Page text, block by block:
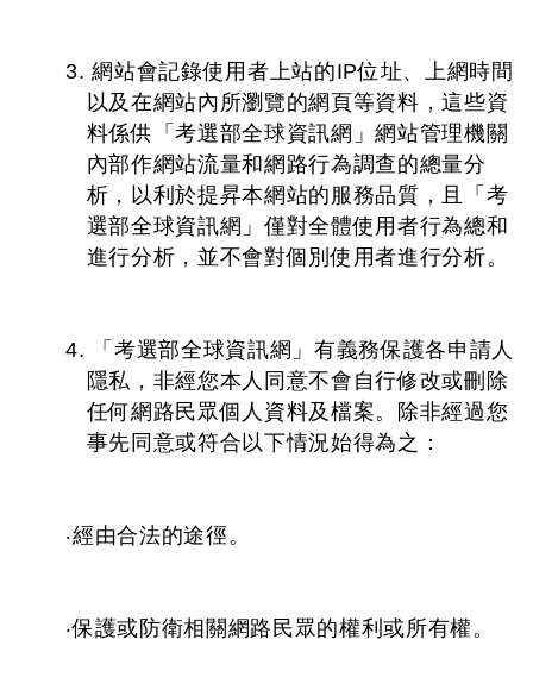
3. 網站會記錄使用者上站的IP位址、上網時間
以及在網站內所瀏覽的網頁等資料，這些資
料係供「考選部全球資訊網」網站管理機關
內部作網站流量和網路行為調查的總量分
析，以利於提昇本網站的服務品質，且「考
選部全球資訊網」僅對全體使用者行為總和
進行分析，並不會對個別使用者進行分析。
4. 「考選部全球資訊網」有義務保護各申請人
隱私，非經您本人同意不會自行修改或刪除
任何網路民眾個人資料及檔案。除非經過您
事先同意或符合以下情況始得為之：
‧經由合法的途徑。
‧保護或防衛相關網路民眾的權利或所有權。